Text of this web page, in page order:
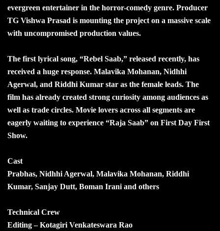
evergreen entertainer in the horror-comedy genre. Producer
TG Vishwa Prasad is mounting the project on a massive scale
with uncompromised production values.
The first lyrical song, “Rebel Saab,” released recently, has
received a huge response. Malavika Mohanan, Nidhhi
Agerwal, and Riddhi Kumar star as the female leads. The
film has already created strong curiosity among audiences as
well as trade circles. Movie lovers across all segments are
eagerly waiting to experience “Raja Saab” on First Day First
Show.
Cast
Prabhas, Nidhhi Agerwal, Malavika Mohanan, Riddhi
Kumar, Sanjay Dutt, Boman Irani and others
Technical Crew
Editing – Kotagiri Venkateswara Rao